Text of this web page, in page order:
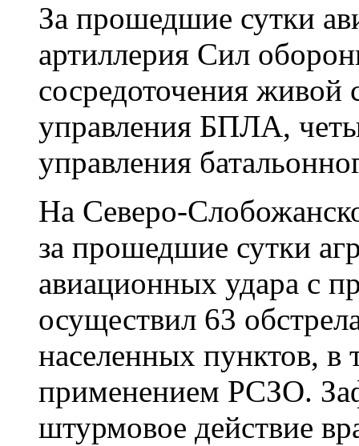
За прошедшие сутки
артиллерия Сил
сосредоточения живой
управления БПЛА,
управления
На Северо-
за прошедшие сутки
авиационных удара с
осуществил 63
населенных пунктов, в
применением РСЗО.
штурмовое действие